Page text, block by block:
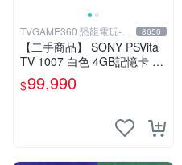
TVGAME360 恐龍電玩-台
中店
8650
【二手商品】 SONY PSVita
TV 1007 白色 4GB記憶卡 PS
3手把(白) 書盒完整 【台中恐
龍電玩】
$99,990